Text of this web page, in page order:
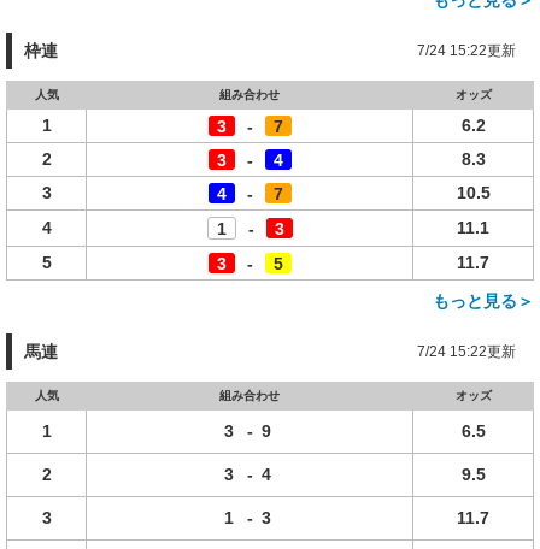
枠連 7/24 15:22更新
人気 組み合わせ オッズ
1 3 - 7
6.2
2
3 - 4
8.3
3
4 - 7
10.5
4
1 - 3
11.1
5
3 - 5
11.7
もっと見る＞
馬連 7/24 15:22更新
人気 組み合わせ オッズ
1 3 - 9 6.5
2 3 - 4 9.5
3 1 - 3 11.7